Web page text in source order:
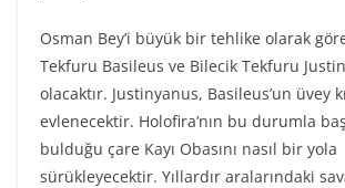
Osman Bey’i büyük bir tehlike olarak
Tekfuru Basileus ve Bilecik Tekfuru
olacaktır. Justinyanus, Basileus’un üvey
evlenecektir. Holofira’nın bu durumla
bulduğu çare Kayı Obasını nasıl bir yola
sürükleyecektir. Yıllardır aralarındaki